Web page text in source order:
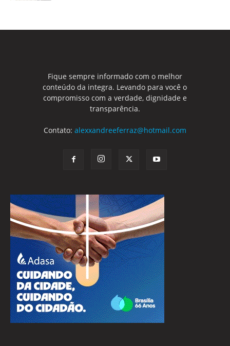
Fique sempre informado com o melhor
conteúdo da integra. Levando para você o
compromisso com a verdade, dignidade e
transparência.
Contato: alexxandreeferraz@hotmail.com